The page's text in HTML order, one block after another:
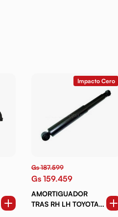
Impacto Cero
Gs 187.599
Gs 159.459
AMORTIGUADOR
TRAS RH LH TOYOTA